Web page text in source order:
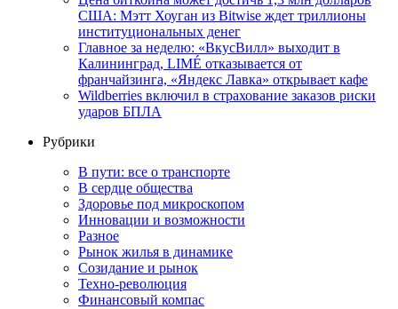
США: Мэтт Хоуган из Bitwise ждет триллионы
институциональных денег
Главное за неделю: «ВкусВилл» выходит в
Калининград, LIMÉ отказывается от
франчайзинга, «Яндекс Лавка» открывает кафе
Wildberries включил в страхование заказов риски
ударов БПЛА
Рубрики
В пути: все о транспорте
В сердце общества
Здоровье под микроскопом
Инновации и возможности
Разное
Рынок жилья в динамике
Созидание и рынок
Техно-революция
Финансовый компас